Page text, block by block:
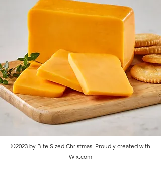
©2023 by Bite Sized Christmas. Proudly created with
Wix.com